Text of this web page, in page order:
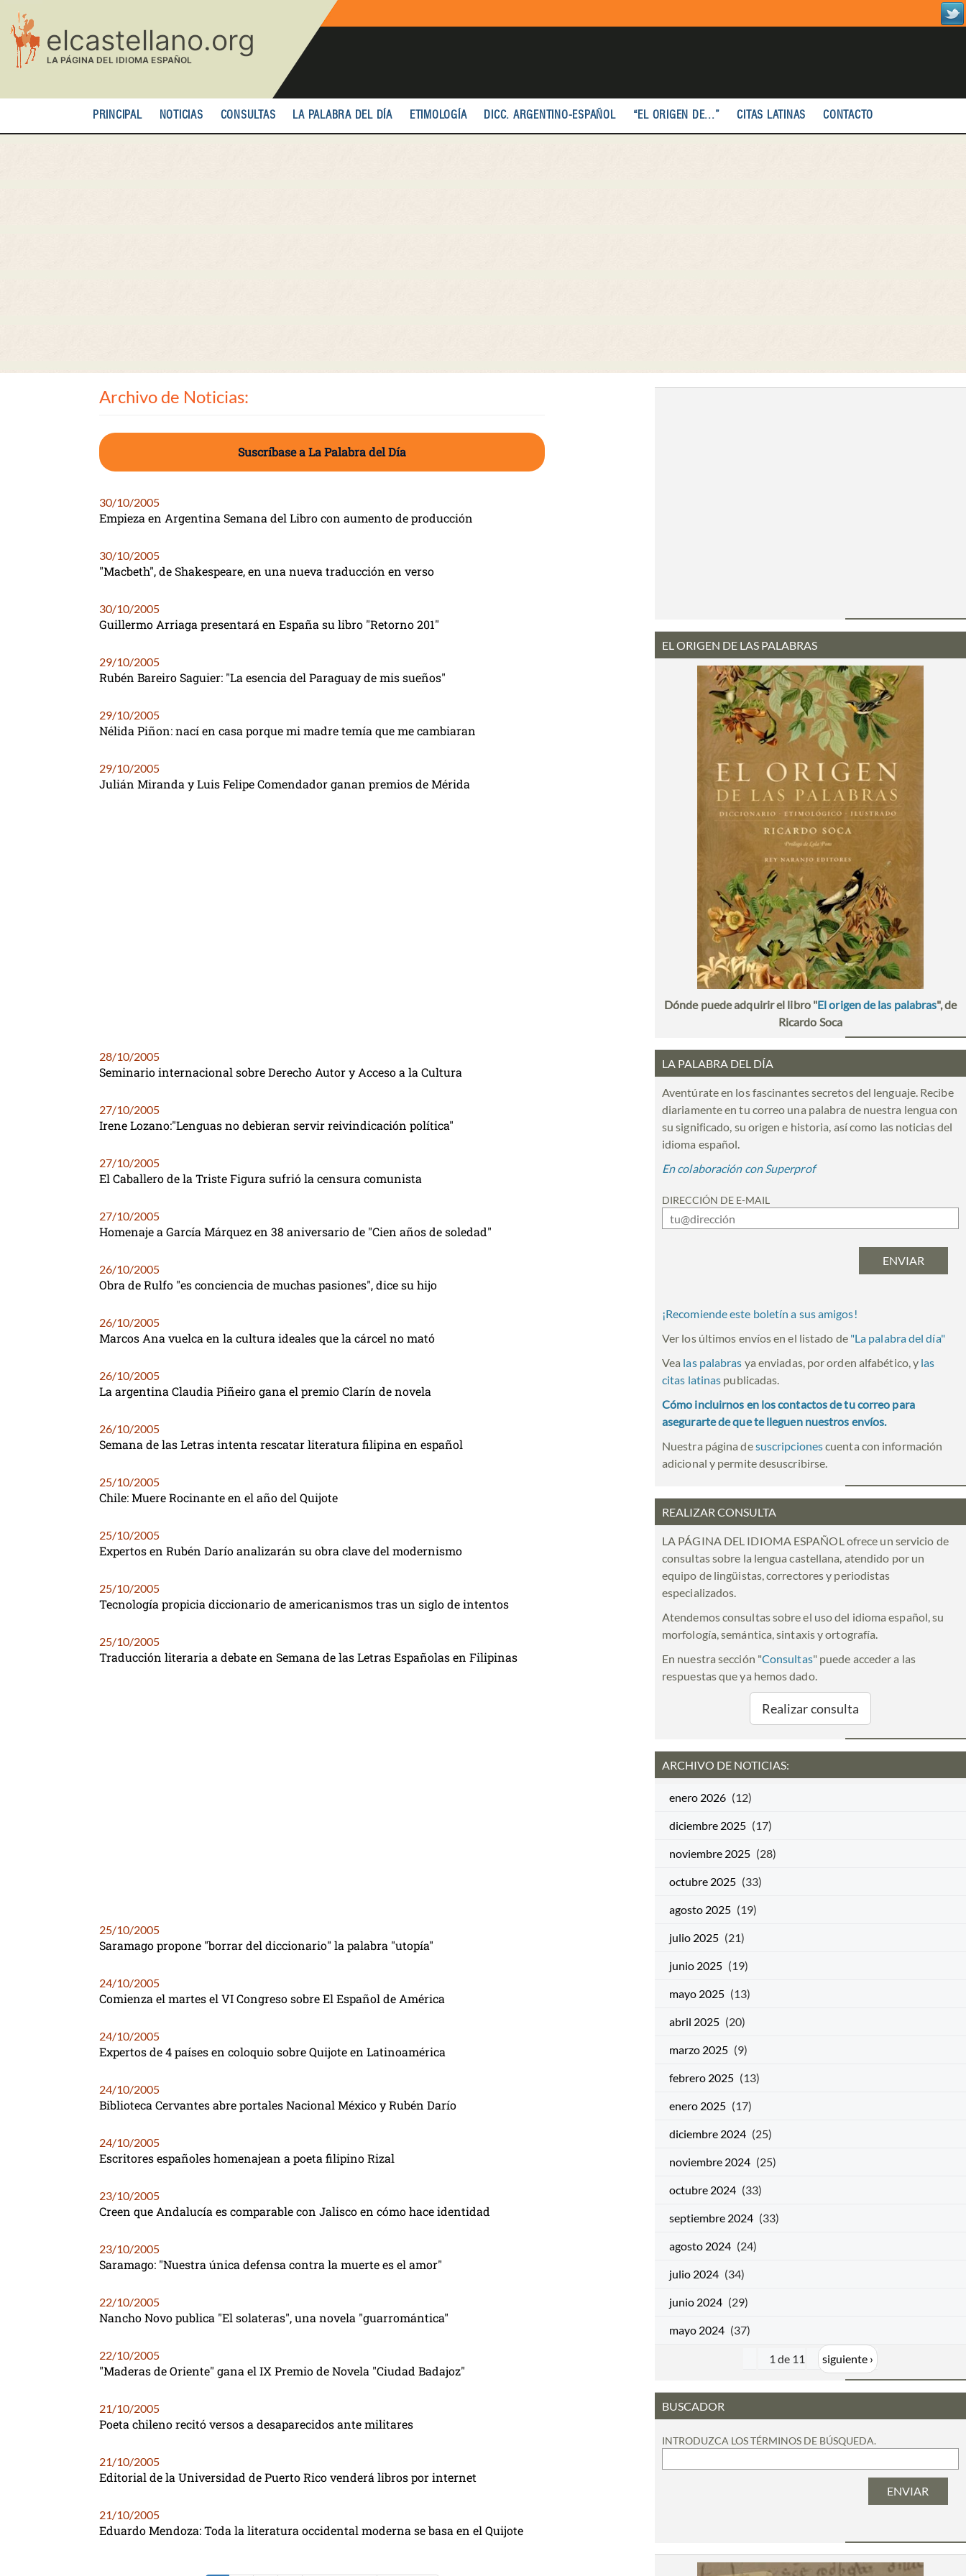
contenido
principal
PRINCIPAL NOTICIAS CONSULTAS LA PALABRA DEL DÍA ETIMOLOGÍA DICC. ARGENTINO-ESPAÑOL “EL ORIGEN DE...” CITAS LATINAS CONTACTO
Archivo de Noticias:
Suscríbase a La Palabra del Día
30/10/2005
Empieza en Argentina Semana del Libro con aumento de producción
30/10/2005
"Macbeth", de Shakespeare, en una nueva traducción en verso
30/10/2005
Guillermo Arriaga presentará en España su libro "Retorno 201"
29/10/2005
Rubén Bareiro Saguier: "La esencia del Paraguay de mis sueños"
29/10/2005
Nélida Piñon: nací en casa porque mi madre temía que me cambiaran
29/10/2005
Julián Miranda y Luis Felipe Comendador ganan premios de Mérida
28/10/2005
Seminario internacional sobre Derecho Autor y Acceso a la Cultura
27/10/2005
Irene Lozano:"Lenguas no debieran servir reivindicación política"
27/10/2005
El Caballero de la Triste Figura sufrió la censura comunista
27/10/2005
Homenaje a García Márquez en 38 aniversario de "Cien años de soledad"
26/10/2005
Obra de Rulfo "es conciencia de muchas pasiones", dice su hijo
26/10/2005
Marcos Ana vuelca en la cultura ideales que la cárcel no mató
26/10/2005
La argentina Claudia Piñeiro gana el premio Clarín de novela
26/10/2005
Semana de las Letras intenta rescatar literatura filipina en español
25/10/2005
Chile: Muere Rocinante en el año del Quijote
25/10/2005
Expertos en Rubén Darío analizarán su obra clave del modernismo
25/10/2005
Tecnología propicia diccionario de americanismos tras un siglo de intentos
25/10/2005
Traducción literaria a debate en Semana de las Letras Españolas en Filipinas
25/10/2005
Saramago propone "borrar del diccionario" la palabra "utopía"
24/10/2005
Comienza el martes el VI Congreso sobre El Español de América
24/10/2005
Expertos de 4 países en coloquio sobre Quijote en Latinoamérica
24/10/2005
Biblioteca Cervantes abre portales Nacional México y Rubén Darío
24/10/2005
Escritores españoles homenajean a poeta filipino Rizal
23/10/2005
Creen que Andalucía es comparable con Jalisco en cómo hace identidad
23/10/2005
Saramago: "Nuestra única defensa contra la muerte es el amor"
22/10/2005
Nancho Novo publica "El solateras", una novela "guarromántica"
22/10/2005
"Maderas de Oriente" gana el IX Premio de Novela "Ciudad Badajoz"
21/10/2005
Poeta chileno recitó versos a desaparecidos ante militares
21/10/2005
Editorial de la Universidad de Puerto Rico venderá libros por internet
21/10/2005
Eduardo Mendoza: Toda la literatura occidental moderna se basa en el Quijote
EL ORIGEN DE LAS PALABRAS
Dónde puede adquirir el libro "El origen de las palabras", de
Ricardo Soca
LA PALABRA DEL DÍA
Aventúrate en los fascinantes secretos del lenguaje. Recibe
diariamente en tu correo una palabra de nuestra lengua con
su significado, su origen e historia, así como las noticias del
idioma español.
En colaboración con Superprof
DIRECCIÓN DE E-MAIL
¡Recomiende este boletín a sus amigos!
Ver los últimos envíos en el listado de "La palabra del día"
Vea las palabras ya enviadas, por orden alfabético, y las
citas latinas publicadas.
Cómo incluirnos en los contactos de tu correo para
asegurarte de que te lleguen nuestros envíos.
Nuestra página desuscripcionescuenta con información
adicional y permite desuscribirse.
REALIZAR CONSULTA
LA PÁGINA DEL IDIOMA ESPAÑOL ofrece un servicio de
consultas sobre la lengua castellana, atendido por un
equipo de lingüistas, correctores y periodistas
especializados.
Atendemos consultas sobre el uso del idioma español, su
morfología, semántica, sintaxis y ortografía.
En nuestra sección "Consultas" puede acceder a las
respuestas que ya hemos dado.
Realizar consulta
ARCHIVO DE NOTICIAS:
enero 2026 (12)
diciembre 2025 (17)
noviembre 2025 (28)
octubre 2025 (33)
agosto 2025 (19)
julio 2025 (21)
junio 2025 (19)
mayo 2025 (13)
abril 2025 (20)
marzo 2025 (9)
febrero 2025 (13)
enero 2025 (17)
diciembre 2024 (25)
noviembre 2024 (25)
octubre 2024 (33)
septiembre 2024 (33)
agosto 2024 (24)
julio 2024 (34)
junio 2024 (29)
mayo 2024 (37)
1 de 11 siguiente ›
BUSCADOR
INTRODUZCA LOS TÉRMINOS DE BÚSQUEDA.